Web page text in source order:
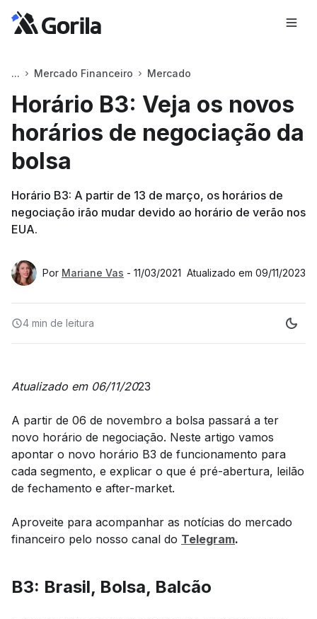
Mercado Financeiro Mercado
Horário B3: Veja os novos
horários de negociação da
bolsa
Horário B3: A partir de 13 de março, os horários de
negociação irão mudar devido ao horário de verão nos
EUA.
Por Mariane Vas - 11/03/2021 Atualizado em 09/11/2023
4 min de leitura
Atualizado em 06/11/2023
A partir de 06 de novembro a bolsa passará a ter
novo horário de negociação. Neste artigo vamos
apontar o novo horário B3 de funcionamento para
cada segmento, e explicar o que é pré-abertura, leilão
de fechamento e after-market.
Aproveite para acompanhar as notícias do mercado
financeiro pelo nosso canal do Telegram.
B3: Brasil, Bolsa, Balcão